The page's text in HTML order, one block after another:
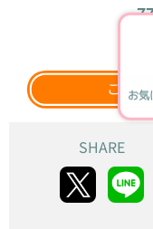
このグ
お気
SHARE